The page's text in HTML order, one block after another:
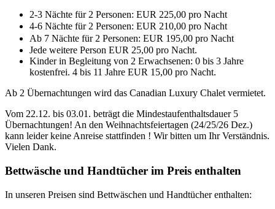
2-3 Nächte für 2 Personen: EUR 225,00 pro Nacht
4-6 Nächte für 2 Personen: EUR 210,00 pro Nacht
Ab 7 Nächte für 2 Personen: EUR 195,00 pro Nacht
Jede weitere Person EUR 25,00 pro Nacht.
Kinder in Begleitung von 2 Erwachsenen: 0 bis 3 Jahre
kostenfrei. 4 bis 11 Jahre EUR 15,00 pro Nacht.
Ab 2 Übernachtungen wird das Canadian Luxury Chalet vermietet.
Vom 22.12. bis 03.01. beträgt die Mindestaufenthaltsdauer 5
Übernachtungen! An den Weihnachtsfeiertagen (24/25/26 Dez.)
kann leider keine Anreise stattfinden ! Wir bitten um Ihr Verständnis.
Vielen Dank.
Bettwäsche und Handtücher im Preis enthalten
In unseren Preisen sind Bettwäschen und Handtücher enthalten: